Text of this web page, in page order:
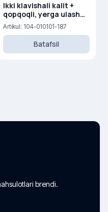
Ikki klavishali kalit +
qopqoqli, yerga ulash
kontaktli rozetka
Artikul: 104-010101-187
Batafsil
brendi.